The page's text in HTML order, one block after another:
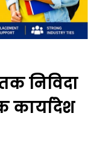
निविदा
कार्यादेश